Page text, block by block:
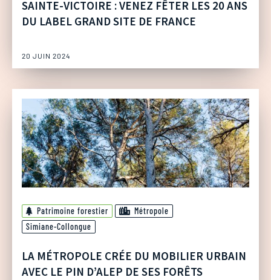
SAINTE-VICTOIRE : VENEZ FÊTER LES 20 ANS
DU LABEL GRAND SITE DE FRANCE
20 JUIN 2024
Patrimoine forestier
Métropole
Simiane-Collongue
LA MÉTROPOLE CRÉE DU MOBILIER URBAIN
AVEC LE PIN D’ALEP DE SES FORÊTS